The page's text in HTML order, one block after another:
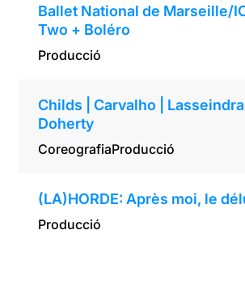
Ballet National de Marseille/
Two + Boléro
Producció
Childs | Carvalho | Lasseindra |
Doherty
CoreografiaProducció
(LA)HORDE: Après moi, le
Producció